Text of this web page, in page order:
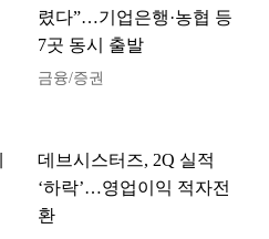
렸다”…기업은행·농협 등
7곳 동시 출발
금융/증권
데브시스터즈, 2Q 실적
‘하락’…영업이익 적자전
환